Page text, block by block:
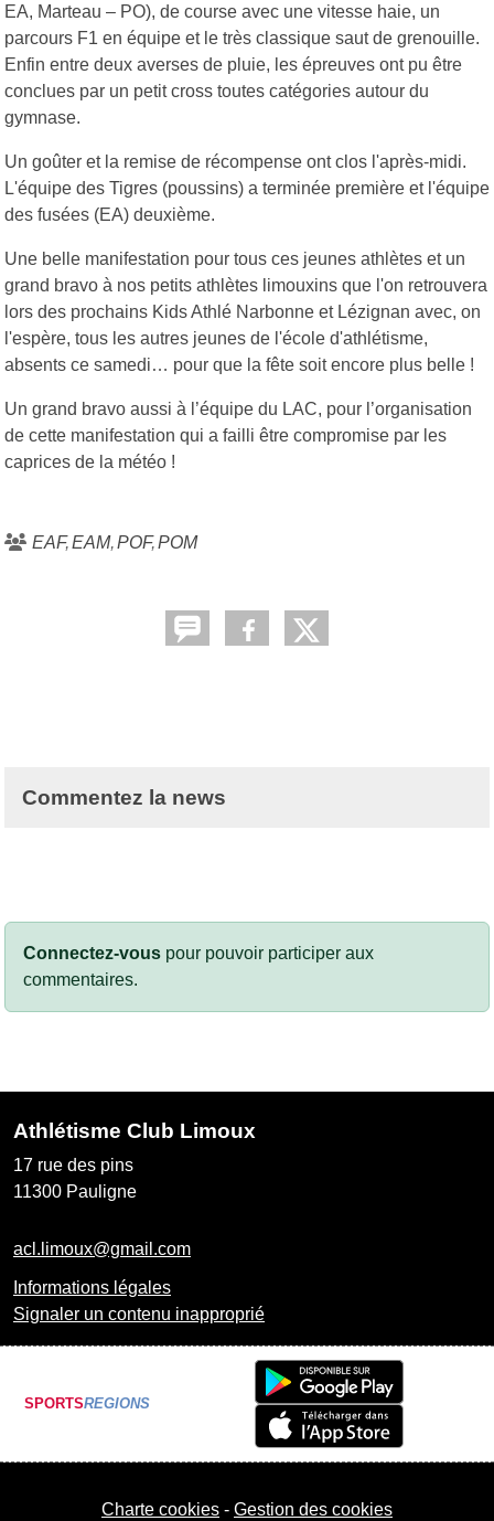
EA, Marteau – PO), de course avec une vitesse haie, un
parcours F1 en équipe et le très classique saut de grenouille.
Enfin entre deux averses de pluie, les épreuves ont pu être
conclues par un petit cross toutes catégories autour du
gymnase.
Un goûter et la remise de récompense ont clos l'après-midi.
L'équipe des Tigres (poussins) a terminée première et l'équipe
des fusées (EA) deuxième.
Une belle manifestation pour tous ces jeunes athlètes et un
grand bravo à nos petits athlètes limouxins que l'on retrouvera
lors des prochains Kids Athlé Narbonne et Lézignan avec, on
l'espère, tous les autres jeunes de l'école d'athlétisme,
absents ce samedi… pour que la fête soit encore plus belle !
Un grand bravo aussi à l’équipe du LAC, pour l’organisation
de cette manifestation qui a failli être compromise par les
caprices de la météo !
EAF EAM POF POM
Commentez la news
Connectez-vous pour pouvoir participer aux
commentaires.
Athlétisme Club Limoux
17 rue des pins
11300 Pauligne
acl.limoux@gmail.com
Informations légales
Signaler un contenu inapproprié
SPORTSREGIONS
Charte cookies Gestion des cookies